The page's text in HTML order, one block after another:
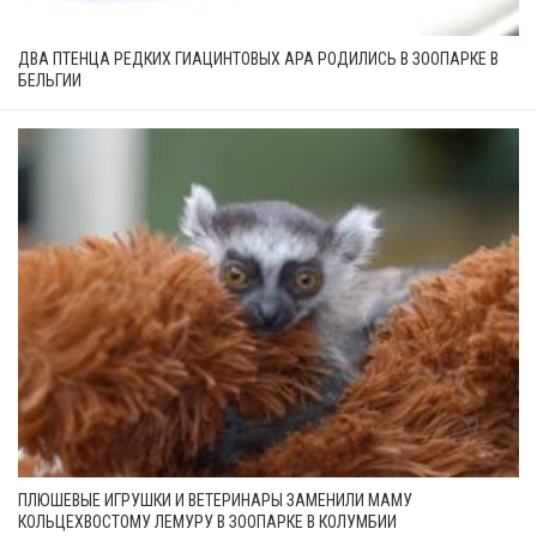
ДВА ПТЕНЦА РЕДКИХ ГИАЦИНТОВЫХ АРА РОДИЛИСЬ В ЗООПАРКЕ В
БЕЛЬГИИ
ПЛЮШЕВЫЕ ИГРУШКИ И ВЕТЕРИНАРЫ ЗАМЕНИЛИ МАМУ
КОЛЬЦЕХВОСТОМУ ЛЕМУРУ В ЗООПАРКЕ В КОЛУМБИИ